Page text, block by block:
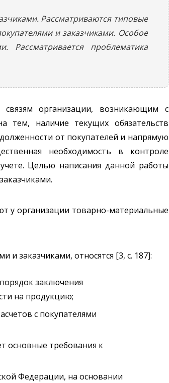
Рассматриваются типовые
и заказчиками. Особое
проблематика
связям организации, возникающим с
тем, наличие текущих обязательств
от покупателей и напрямую
необходимость в контроле
Целью написания данной работы
у организации товарно-материальные
заказчиками, относятся [3, с. 187]:
заключения
на продукцию;
с покупателями
основные требования к
Федерации, на основании